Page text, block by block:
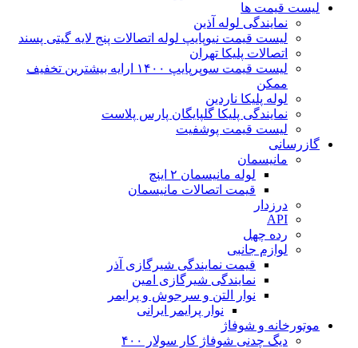
لیست قیمت ها
نمایندگی لوله آذین
لیست قیمت نیوپایپ لوله اتصالات پنج لایه گیتی پسند
اتصالات پلیکا تهران
لیست قیمت سوپرپایپ ۱۴۰۰ ارایه بیشترین تخفیف
ممکن
لوله پلیکا ناردین
نمایندگی پلیکا گلپایگان پارس پلاست
لیست قیمت پوشفیت
گازرسانی
مانیسمان
لوله مانیسمان ۲ اینچ
قیمت اتصالات مانیسمان
درزدار
API
رده چهل
لوازم جانبی
قیمت نمایندگی شیرگازی آذر
نمایندگی شیرگازی امین
نوار التن و سرجوش و پرایمر
نوار پرایمر ایرانی
موتورخانه و شوفاژ
دیگ چدنی شوفاژ کار سولار ۴۰۰